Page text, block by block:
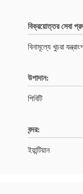
বিক্রয়োত্তর সেবা
বিনামূল্যে খুচরা
উপাদান:
পিবিটি
বন্দর:
ইয়ান্টিয়ান